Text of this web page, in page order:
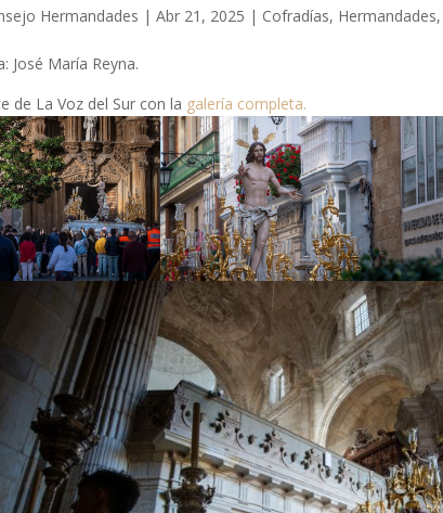
Hermandades |Abr 21, 2025 | Cofradías, Hermandades,
José María Reyna.
de La Voz del Sur con la galería completa.